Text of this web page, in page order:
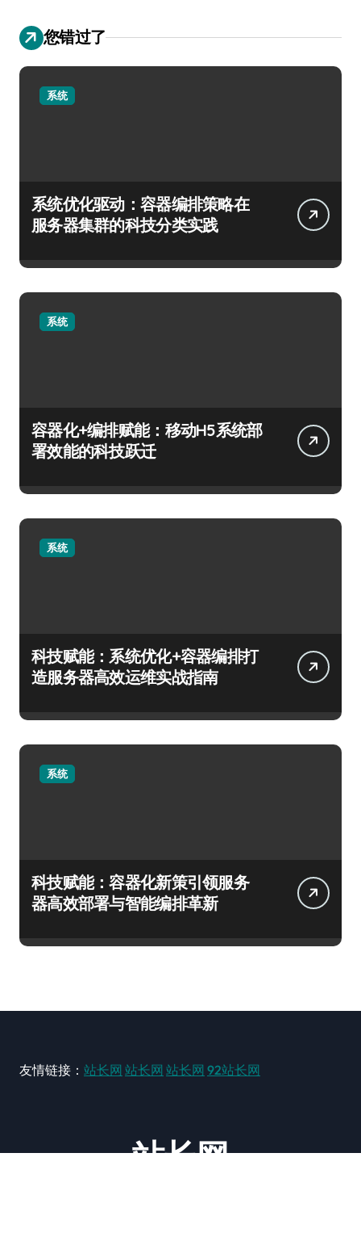
您错过了
系统
系统优化驱动：容器编排策略在
服务器集群的科技分类实践
系统
容器化+编排赋能：移动H5系统部
署效能的科技跃迁
系统
科技赋能：系统优化+容器编排打
造服务器高效运维实战指南
系统
科技赋能：容器化新策引领服务
器高效部署与智能编排革新
友情链接： 站长网 站长网 站长网 92站长网
站长网